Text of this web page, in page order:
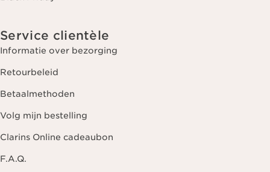
Service clientèle
Informatie over bezorging
Retourbeleid
Betaalmethoden
Volg mijn bestelling
Clarins Online cadeaubon
F.A.Q.